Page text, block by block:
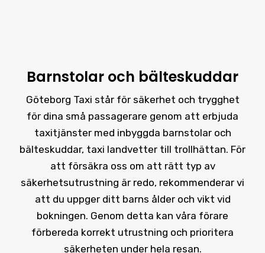
Barnstolar och bälteskuddar
Göteborg Taxi står för säkerhet och trygghet
för dina små passagerare genom att erbjuda
taxitjänster med inbyggda barnstolar och
bälteskuddar, taxi landvetter till trollhättan. För
att försäkra oss om att rätt typ av
säkerhetsutrustning är redo, rekommenderar vi
att du uppger ditt barns ålder och vikt vid
bokningen. Genom detta kan våra förare
förbereda korrekt utrustning och prioritera
säkerheten under hela resan.